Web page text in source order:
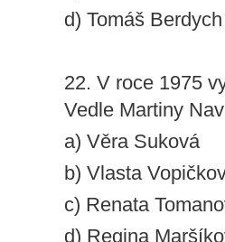
d) Tomáš Berdych
22. V roce 1975
Vedle Martiny
a) Věra Suková
b) Vlasta
c) Renata
d) Regina